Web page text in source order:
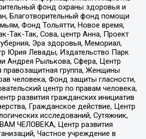
фонд охраны здоровья и
Благотворительный фонд помощи
Фонд Тольятти, Новое время,
Так-Так, Сова, центр Анна, Проект
Эра здоровья, Мемориал,
Юрия Левады, Издательство Парк
Андрея Рылькова, Сфера, Центр
правозащитная группа, Женщины
человека, Фонд защиты гласности,
центр по правам человека,
развития гражданских инициатив
Гражданское действие, Центр
исследований, Сутяжник,
ЧЕЛОВЕКА, Центр развития
Частное учреждение в